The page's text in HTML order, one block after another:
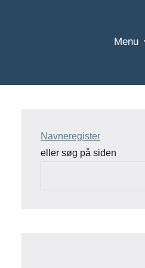
Menu
Navneregister
eller søg på siden